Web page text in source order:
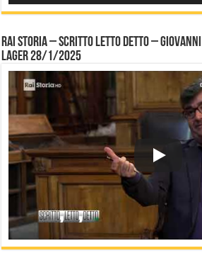
Rai Storia – Scritto letto detto –
Lager 28/1/2025